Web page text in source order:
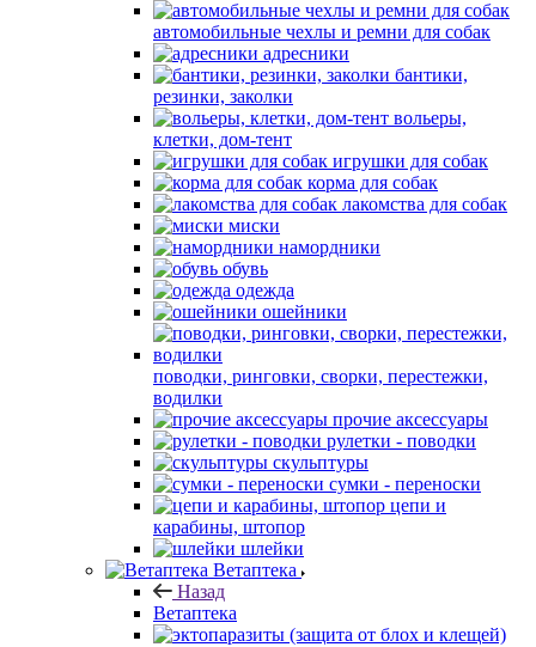
автомобильные чехлы и ремни для собак
адресники
бантики,
резинки, заколки
вольеры,
клетки, дом-тент
игрушки для собак
корма для собак
лакомства для собак
миски
намордники
обувь
одежда
ошейники
поводки, ринговки, сворки, перестежки,
водилки
прочие аксессуары
рулетки - поводки
скульптуры
сумки - переноски
цепи и
карабины, штопор
шлейки
Ветаптека
Назад
Ветаптека